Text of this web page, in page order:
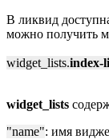
В ликвид
можно получить
widget_lists.index-
widget_lists
"name": имя